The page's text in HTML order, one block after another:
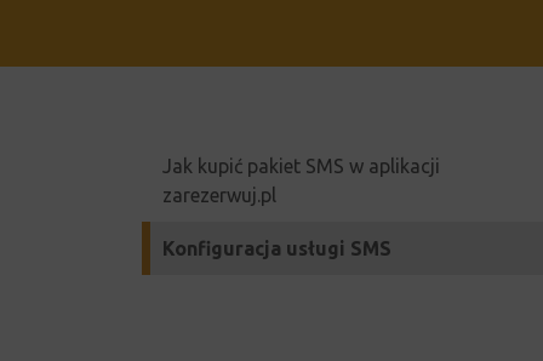
Jak kupić pakiet SMS w aplikacji
zarezerwuj.pl
Konfiguracja usługi SMS